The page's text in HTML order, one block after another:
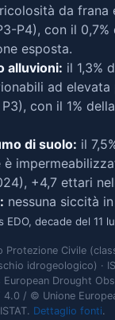
da frana
P4), con il 0,7%
esposta.
alluvioni: il 1,3%
ad
con il 1%
di suolo: il
è
+4,7 ettari
nessuna siccità
EDO, decade del 11
Protezione Civile
idrogeologico) ·
European Drought
4.0 / © Unione
Dettaglio fonti.